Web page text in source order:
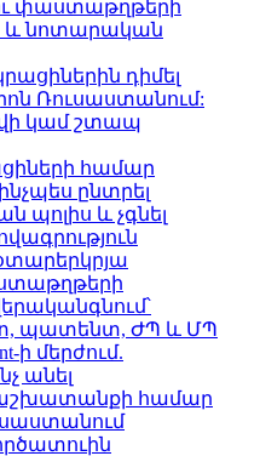
փաստաթղթերի
և նոտարական
դիմել
Ռուսաստանում:
կամ շտապ
համար
ընտրել
և չգնել
պատենտ, ԺՊ և ՄՊ
ի մերժում.
անել
աշխատանքի համար